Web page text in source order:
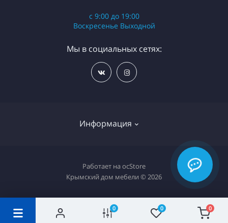
0 0 0
Информация
Разработка сайта WebStar
Связаться с нами
Возврат товара
Карта сайта
с 9:00 до 19:00
Воскресенье Выходной
Мы в социальных сетях:
Работает на ocStore
Крымский дом мебели © 2026